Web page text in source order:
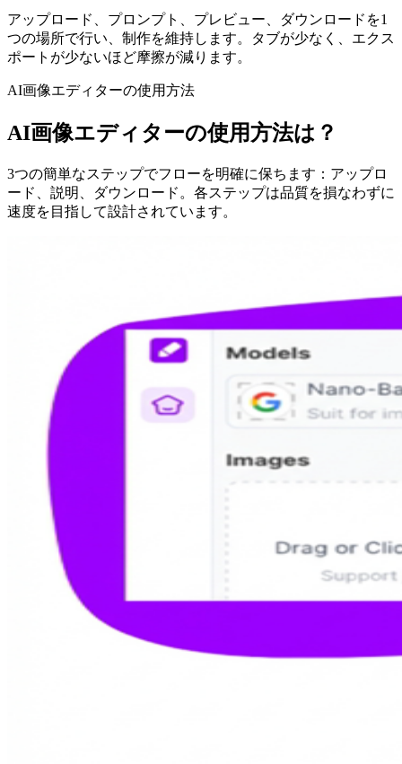
アップロード、プロンプト、プレビュー、ダウンロードを1
つの場所で行い、制作を維持します。タブが少なく、エクス
ポートが少ないほど摩擦が減ります。
AI画像エディターの使用方法
AI画像エディターの使用方法は？
3つの簡単なステップでフローを明確に保ちます：アップロ
ード、説明、ダウンロード。各ステップは品質を損なわずに
速度を目指して設計されています。